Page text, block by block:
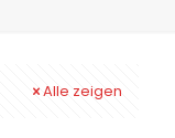
Alle zeigen